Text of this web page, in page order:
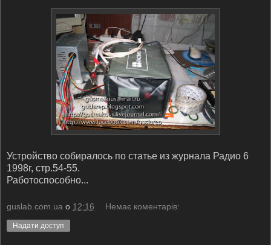
Устройство собиралось по статье из журнала Радио 6
1998г, стр.54-55.
Работоспособно...
guslab.com.ua о 12:16 Немає коментарів:
Надати доступ